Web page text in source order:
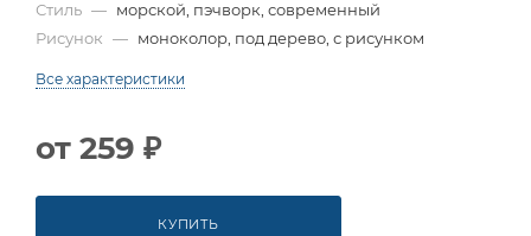
Стиль — морской, пэчворк, современный
Рисунок — моноколор, под дерево, с рисунком
Все характеристики
от 259 ₽
КУПИТЬ